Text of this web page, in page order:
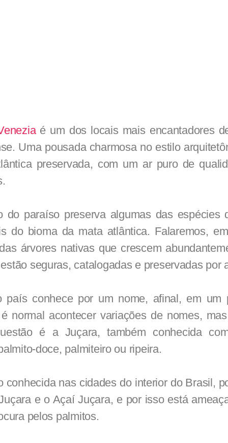
é um dos locais mais encantadores
Uma pousada charmosa no estilo
preservada, com um ar puro de
do paraíso preserva algumas das espécies
do bioma da mata atlântica. Falaremos,
árvores nativas que crescem
seguras, catalogadas e preservadas por
país conhece por um nome, afinal, em um
normal acontecer variações de nomes,
é a Juçara, também conhecida
doce, palmiteiro ou ripeira.
conhecida nas cidades do interior do Brasil,
e o Açaí Juçara, e por isso está
pelos palmitos.